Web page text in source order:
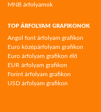
MNB árfolyamok
TOP ÁRFOLYAM GRAFIKONOK
Angol font árfolyam grafikon
Euro középárfolyam grafikon
Euro árfolyam grafikon élő
EUR árfolyam grafikon
Forint árfolyam grafikon
USD árfolyam grafikon